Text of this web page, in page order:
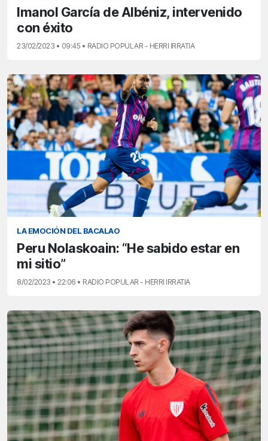
Imanol García de Albéniz, intervenido
con éxito
23/02/2023 • 09:45 • RADIO POPULAR - HERRI IRRATIA
LA EMOCIÓN DEL BACALAO
Peru Nolaskoain: “He sabido estar en
mi sitio”
8/02/2023 • 22:06 • RADIO POPULAR - HERRI IRRATIA